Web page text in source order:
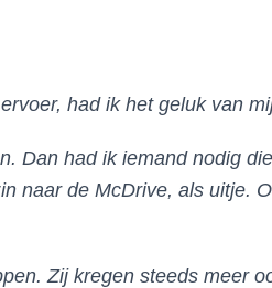
had ik het geluk van
Dan had ik iemand nodig
naar de McDrive, als uitje.
Zij kregen steeds meer